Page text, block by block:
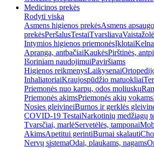
Medicinos prekės
Rodyti viską
Asmens higienos prekėsAsmens
prekėsPeršalusTestaiTvarsliava
Intymios higienos priemonėsĮklotai
Apranga, antbačiaiKaukėsPirštinės,
Išoriniam naudojimuiPaviršiams
Higienos reikmenysLaikysenai
InhaliatoriaiKraujospūdžio matuokliai
Priemonės nuo karpų, odos moliuskų
Priemonės akimsPriemonės akių vokams
Nosies gleivineiBurnos ir gerklės
COVID-19 TestaiNarkotinių medžiagų
Tvarsčiai, marlėServetėlės, tamponai
AkimsApetitui gerintiBurnai skalauti
Nervų sistemaOdai, plaukams, nagams